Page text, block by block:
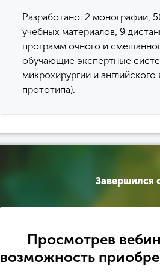
Разработано: 2 монографии,
учебных материалов, 9
программ очного и
обучающие экспертные
микрохирургии и
прототипа).
Завершился
Просмотрев
возможность